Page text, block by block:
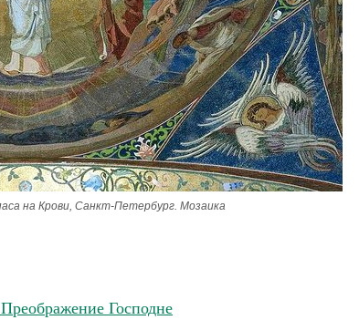
на Крови, Санкт-Петербург. Мозаика
Господне